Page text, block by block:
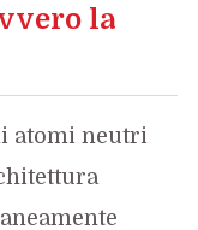
la
atomi neutri